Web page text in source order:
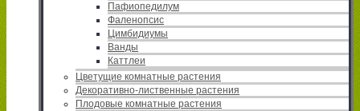
Пафиопедилум
Фаленопсис
Цимбидиумы
Ванды
Каттлеи
Цветущие комнатные растения
Декоративно-лиственные растения
Плодовые комнатные растения